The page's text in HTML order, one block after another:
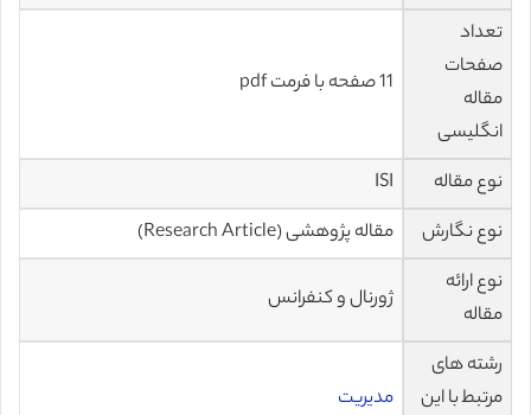
تعداد
صفحات
مقاله
انگلیسی
11 صفحه با فرمت pdf
نوع مقاله
ISI
نوع نگارش
مقاله پژوهشی (Research Article)
نوع ارائه
مقاله
ژورنال و کنفرانس
رشته های
مرتبط با این
مدیریت